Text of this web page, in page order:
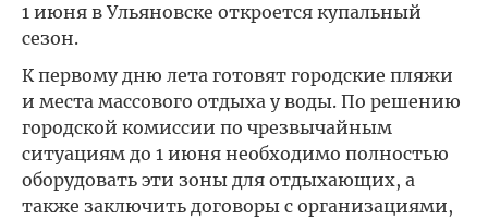
1 июня в Ульяновске откроется купальный
сезон.
К первому дню лета готовят городские пляжи
и места массового отдыха у воды. По решению
городской комиссии по чрезвычайным
ситуациям до 1 июня необходимо полностью
оборудовать эти зоны для отдыхающих, а
также заключить договоры с организациями,